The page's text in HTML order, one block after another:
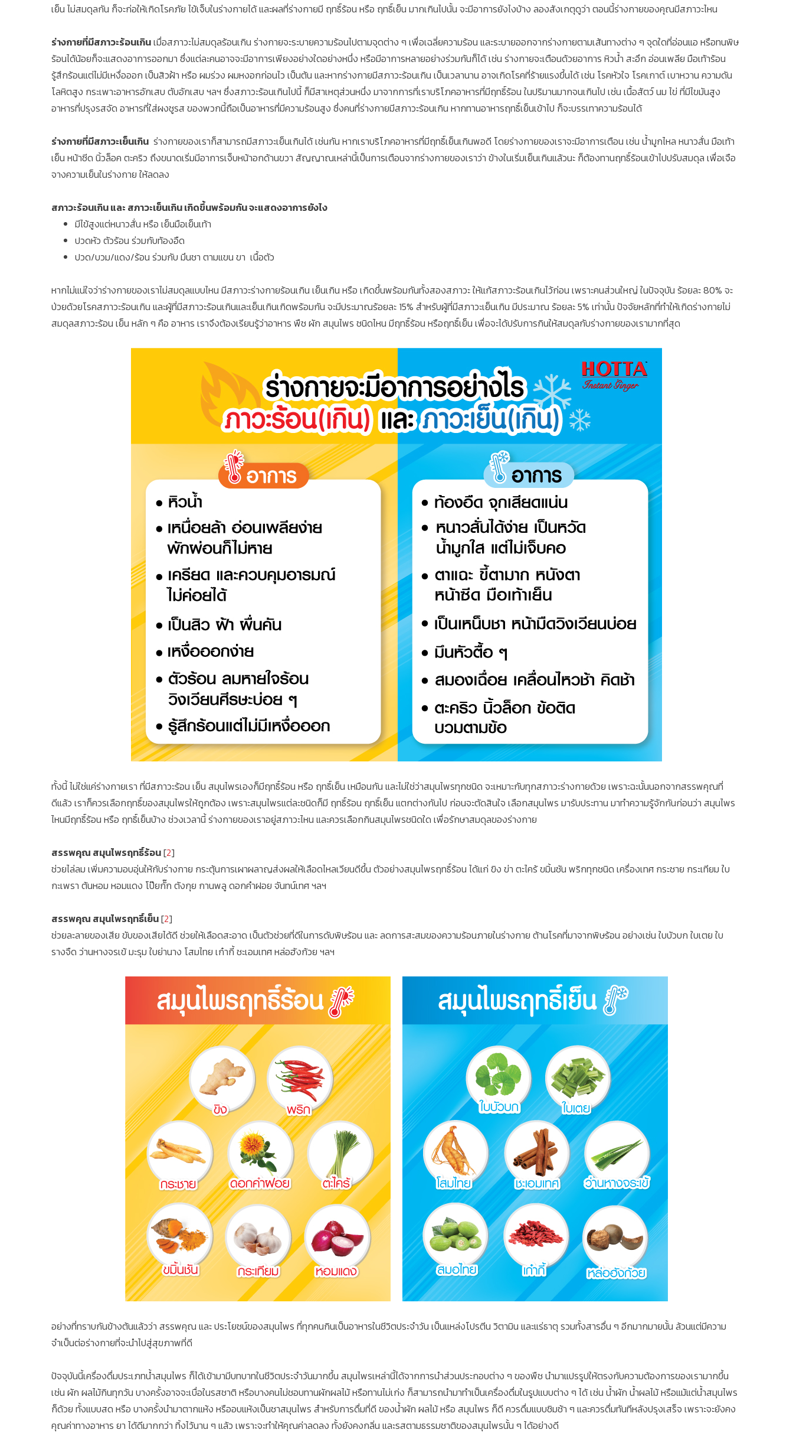
เย็น ไม่สมดุลกัน ก็จะก่อให้เกิดโรคภัย ไข้เจ็บในร่างกายได้ และผลที่ร่างกายมี ฤทธิ์ร้อน หรือ ฤทธิ์เย็น มากเกินไปนั้น จะมีอาการยังไงบ้าง ลองสังเกตุดูว่า ตอนนี้ร่างกายของคุณมีสภาวะไหน
ร่างกายที่มีสภาวะร้อนเกินเมื่อสภาวะไม่สมดุลร้อนเกิน ร่างกายจะระบายความร้อนไปตามจุดต่าง ๆ เพื่อเฉลี่ยความร้อน และระบายออกจากร่างกายตามเส้นทางต่าง ๆ จุดใดที่อ่อนแอ หรือทนพิษ
ร้อนได้น้อยก็จะแสดงอาการออกมา ซึ่งแต่ละคนอาจจะมีอาการเพียงอย่างใดอย่างหนึ่ง หรือมีอาการหลายอย่างร่วมกันก็ได้ เช่น ร่างกายจะเตือนด้วยอาการ หิวน้ำ สะอึก อ่อนเพลีย มือเท้าร้อน
รู้สึกร้อนแต่ไม่มีเหงื่อออก เป็นสิวฝ้า หรือ ผมร่วง ผมหงอกก่อนไว เป็นต้น และหากร่างกายมีสภาวะร้อนเกิน เป็นเวลานาน อาจเกิดโรคที่ร้ายแรงขึ้นได้ เช่น โรคหัวใจ โรคเกาต์ เบาหวาน ความดัน
โลหิตสูง กระเพาะอาหารอักเสบ ตับอักเสบ ฯลฯ ซึ่งสภาวะร้อนเกินไปนี้ ก็มีสาเหตุส่วนหนึ่ง มาจากการที่เราบริโภคอาหารที่มีฤทธิ์ร้อน ในปริมานมากจนเกินไป เช่น เนื้อสัตว์ นม ไข่ ที่มีไขมันสูง
อาหารที่ปรุงรสจัด อาหารที่ใส่ผงชูรส ของพวกนี้ถือเป็นอาหารที่มีความร้อนสูง ซึ่งคนที่ร่างกายมีสภาวะร้อนเกิน หากทานอาหารฤทธิ์เย็นเข้าไป ก็จะบรรเทาความร้อนได้
ร่างกายที่มีสภาวะเย็นเกิน ร่างกายของเราก็สามารถมีสภาวะเย็นเกินได้ เช่นกัน หากเราบริโภคอาหารที่มีฤทธิ์เย็นเกินพอดี โดยร่างกายของเราจะมีอาการเตือน เช่น น้ำมูกไหล หนาวสั่น มือเท้า
เย็น หน้าซีด นิ้วล็อค ตะคริว ถึงขนาดเริ่มมีอาการเจ็บหน้าอกด้านขวา สัญญาณเหล่านี้เป็นการเตือนจากร่างกายของเราว่า ข้างในเริ่มเย็นเกินแล้วนะ ก็ต้องทานฤทธิ์ร้อนเข้าไปปรับสมดุล เพื่อเจือ
จางความเย็นในร่างกาย ให้ลดลง
สภาวะร้อนเกิน และ สภาวะเย็นเกิน เกิดขึ้นพร้อมกัน จะแสดงอาการยังไง
มีไข้สูงแต่หนาวสั่น หรือ เย็นมือเย็นเท้า
ปวดหัว ตัวร้อน ร่วมกับท้องอืด
ปวด/บวม/แดง/ร้อน ร่วมกับ มึนชา ตามแขน ขา เนื้อตัว
หากไม่แน่ใจว่าร่างกายของเราไม่สมดุลแบบไหน มีสภาวะร่างกายร้อนเกิน เย็นเกิน หรือ เกิดขึ้นพร้อมกันทั้งสองสภาวะ ให้แก้สภาวะร้อนเกินไว้ก่อน เพราะคนส่วนใหญ่ ในปัจจุบัน ร้อยละ 80% จะ
ป่วยด้วยโรคสภาวะร้อนเกิน และผู้ที่มีสภาวะร้อนเกินและเย็นเกินเกิดพร้อมกัน จะมีประมาณร้อยละ 15% สำหรับผู้ที่มีสภาวะเย็นเกิน มีประมาณ ร้อยละ 5% เท่านั้น ปัจจัยหลักที่ทำให้เกิดร่างกายไม่
สมดุลสภาวะร้อน เย็น หลัก ๆ คือ อาหาร เราจึงต้องเรียนรู้ว่าอาหาร พืช ผัก สมุนไพร ชนิดไหน มีฤทธิ์ร้อน หรือฤทธิ์เย็น เพื่อจะได้ปรับการกินให้สมดุลกับร่างกายของเรามากที่สุด
ทั้งนี้ ไม่ใช่แค่ร่างกายเรา ที่มีสภาวะร้อน เย็น สมุนไพรเองก็มีฤทธิ์ร้อน หรือ ฤทธิ์เย็น เหมือนกัน และไม่ใช่ว่าสมุนไพรทุกชนิด จะเหมาะกับทุกสภาวะร่างกายด้วย เพราะฉะนั้นนอกจากสรรพคุณที่
ดีแล้ว เราก็ควรเลือกฤทธิ์ของสมุนไพรให้ถูกต้อง เพราะสมุนไพรแต่ละชนิดก็มี ฤทธิ์ร้อน ฤทธิ์เย็น แตกต่างกันไป ก่อนจะตัดสินใจ เลือกสมุนไพร มารับประทาน มาทำความรู้จักกันก่อนว่า สมุนไพร
ไหนมีฤทธิ์ร้อน หรือ ฤทธิ์เย็นบ้าง ช่วงเวลานี้ ร่างกายของเราอยู่สภาวะไหน และควรเลือกกินสมุนไพรชนิดใด เพื่อรักษาสมดุลของร่างกาย
สรรพคุณ สมุนไพรฤทธิ์ร้อน[2]
ช่วยไล่ลม เพิ่มความอบอุ่นให้กับร่างกาย กระตุ้นการเผาผลาญส่งผลให้เลือดไหลเวียนดีขึ้น ตัวอย่างสมุนไพรฤทธิ์ร้อน ได้แก่ ขิง ข่า ตะไคร้ ขมิ้นชัน พริกทุกชนิด เครื่องเทศ กระชาย กระเทียม ใบ
กะเพรา ต้นหอม หอมแดง โป๊ยกั๊ก ตังกุย กานพลู ดอกคำฝอย จันทน์เทศ ฯลฯ
สรรพคุณ สมุนไพรฤทธิ์เย็น[2]
ช่วยละลายของเสีย ขับของเสียได้ดี ช่วยให้เลือดสะอาด เป็นตัวช่วยที่ดีในการดับพิษร้อน และ ลดการสะสมของความร้อนภายในร่างกาย ต้านโรคที่มาจากพิษร้อน อย่างเช่น ใบบัวบก ใบเตย ใบ
รางจืด ว่านหางจรเข้ มะรุม ใบย่านาง โสมไทย เก๋ากี้ ชะเอมเทศ หล่อฮังก้วย ฯลฯ
อย่างที่ทราบกันข้างต้นแล้วว่า สรรพคุณ และ ประโยชน์ของสมุนไพร ที่ทุกคนกินเป็นอาหารในชีวิตประจำวัน เป็นแหล่งโปรตีน วิตามิน และแร่ธาตุ รวมทั้งสารอื่น ๆ อีกมากมายนั้น ล้วนแต่มีความ
จำเป็นต่อร่างกายที่จะนำไปสู่สุขภาพที่ดี
ปัจจุบันนี้เครื่องดื่มประเภทน้ำสมุนไพร ก็ได้เข้ามามีบทบาทในชีวิตประจำวันมากขึ้น สมุนไพรเหล่านี้ได้จากการนำส่วนประกอบต่าง ๆ ของพืช นำมาแปรรูปให้ตรงกับความต้องการของเรามากขึ้น
เช่น ผัก ผลไม้กินทุกวัน บางครั้งอาจจะเบื่อในรสชาติ หรือบางคนไม่ชอบทานผักผลไม้ หรือทานไม่เก่ง ก็สามารถนำมาทำเป็นเครื่องดื่มในรูปแบบต่าง ๆ ได้ เช่น น้ำผัก น้ำผลไม้ หรือแม้แต่น้ำสมุนไพร
ก็ด้วย ทั้งแบบสด หรือ บางครั้งนำมาตากแห้ง หรืออบแห้งเป็นชาสมุนไพร สำหรับการดื่มที่ดี ของน้ำผัก ผลไม้ หรือ สมุนไพร ก็ดี ควรดื่มแบบชิมช้า ๆ และควรดื่มทันทีหลังปรุงเสร็จ เพราะจะยังคง
คุณค่าทางอาหาร ยา ได้ดีมากกว่า ทิ้งไว้นาน ๆ แล้ว เพราะจะทำให้คุณค่าลดลง ทั้งยังคงกลิ่น และรสตามธรรมชาติของสมุนไพรนั้น ๆ ได้อย่างดี